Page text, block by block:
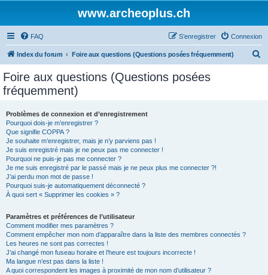
www.archeoplus.ch
FAQ Connexion
S’enregistrer
Index du forum Foire aux questions (Questions posées fréquemment)
Foire aux questions (Questions posées
fréquemment)
Problèmes de connexion et d’enregistrement
Pourquoi dois-je m’enregistrer ?
Que signifie COPPA ?
Je souhaite m’enregistrer, mais je n’y parviens pas !
Je suis enregistré mais je ne peux pas me connecter !
Pourquoi ne puis-je pas me connecter ?
Je me suis enregistré par le passé mais je ne peux plus me connecter ?!
J’ai perdu mon mot de passe !
Pourquoi suis-je automatiquement déconnecté ?
À quoi sert « Supprimer les cookies » ?
Paramètres et préférences de l’utilisateur
Comment modifier mes paramètres ?
Comment empêcher mon nom d’apparaître dans la liste des membres connectés ?
Les heures ne sont pas correctes !
J’ai changé mon fuseau horaire et l’heure est toujours incorrecte !
Ma langue n’est pas dans la liste !
A quoi correspondent les images à proximité de mon nom d’utilisateur ?